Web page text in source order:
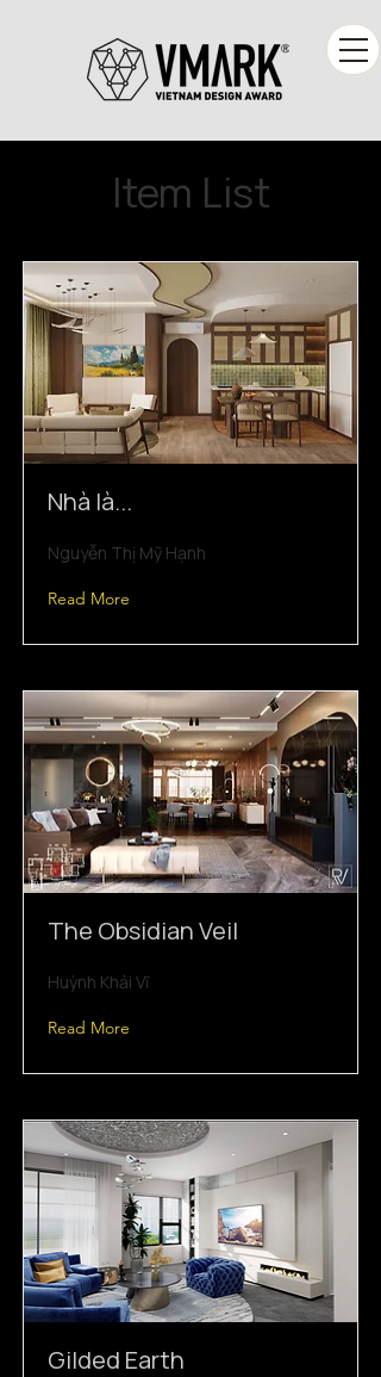
Item List
Nhà là...
Nguyễn Thị Mỹ Hạnh
Read More
The Obsidian Veil
Huỳnh Khải Vĩ
Read More
Gilded Earth